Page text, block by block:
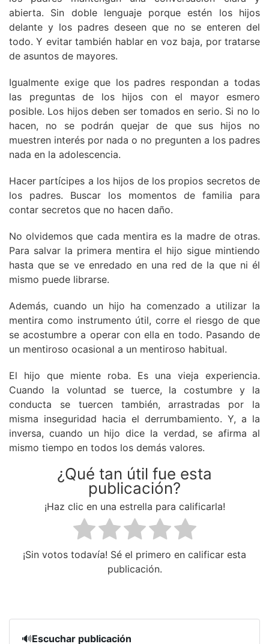
abierta. Sin doble lenguaje porque estén los hijos
delante y los padres deseen que no se enteren del
todo. Y evitar también hablar en voz baja, por tratarse
de asuntos de mayores.
Igualmente exige que los padres respondan a todas
las preguntas de los hijos con el mayor esmero
posible. Los hijos deben ser tomados en serio. Si no lo
hacen, no se podrán quejar de que sus hijos no
muestren interés por nada o no pregunten a los padres
nada en la adolescencia.
Hacer partícipes a los hijos de los propios secretos de
los padres. Buscar los momentos de familia para
contar secretos que no hacen daño.
No olvidemos que cada mentira es la madre de otras.
Para salvar la primera mentira el hijo sigue mintiendo
hasta que se ve enredado en una red de la que ni él
mismo puede librarse.
Además, cuando un hijo ha comenzado a utilizar la
mentira como instrumento útil, corre el riesgo de que
se acostumbre a operar con ella en todo. Pasando de
un mentiroso ocasional a un mentiroso habitual.
El hijo que miente roba. Es una vieja experiencia.
Cuando la voluntad se tuerce, la costumbre y la
conducta se tuercen también, arrastradas por la
misma inseguridad hacia el derrumbamiento. Y, a la
inversa, cuando un hijo dice la verdad, se afirma al
mismo tiempo en todos los demás valores.
¿Qué tan útil fue esta
publicación?
¡Haz clic en una estrella para calificarla!
¡Sin votos todavía! Sé el primero en calificar esta
publicación.
🔊Escuchar publicación